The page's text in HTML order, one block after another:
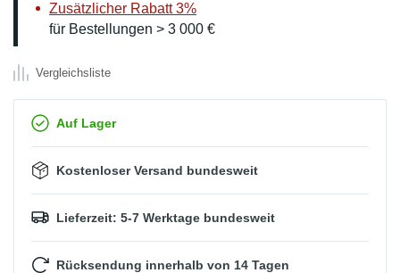
Zusätzlicher Rabatt 3%
für Bestellungen > 3 000 €
Vergleichsliste
Auf Lager
Kostenloser Versand bundesweit
Lieferzeit: 5-7 Werktage bundesweit
Rücksendung innerhalb von 14 Tagen